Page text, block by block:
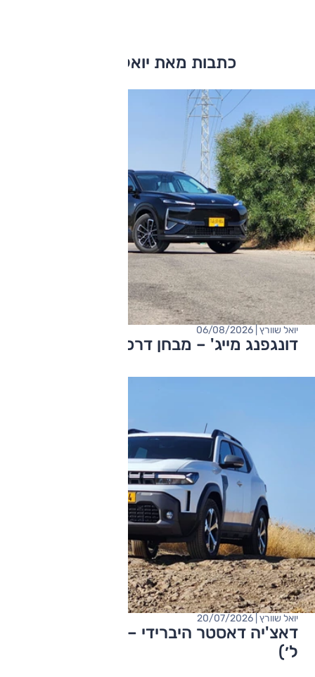
כתבות מאת יואל שוורץ
דונגפנג מייג' – מבחן דרכים
יואל שוורץ | 06/08/2026
ל׳)
יואל שוורץ | 20/07/2026